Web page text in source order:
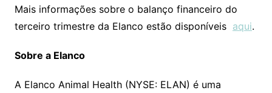
Mais informações sobre o balanço financeiro do
terceiro trimestre da Elanco estão disponíveis aqui.
Sobre a Elanco
A Elanco Animal Health (NYSE: ELAN) é uma